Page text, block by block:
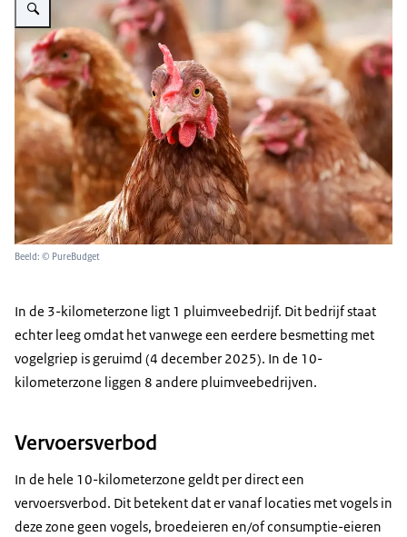
Beeld: © PureBudget
In de 3-kilometerzone ligt 1 pluimveebedrijf. Dit bedrijf staat
echter leeg omdat het vanwege een eerdere besmetting met
vogelgriep is geruimd (4 december 2025). In de 10-
kilometerzone liggen 8 andere pluimveebedrijven.
Vervoersverbod
In de hele 10-kilometerzone geldt per direct een
vervoersverbod. Dit betekent dat er vanaf locaties met vogels in
deze zone geen vogels, broedeieren en/of consumptie-eieren